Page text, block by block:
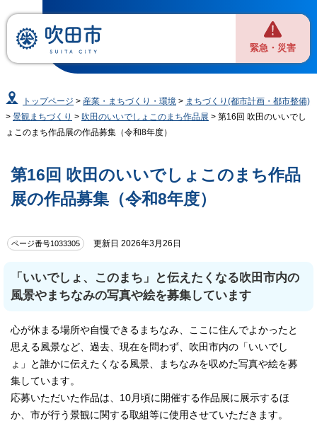
緊急・災害
トップページ > 産業・まちづくり・環境 > まちづくり(都市計画・都市整備)
> 景観まちづくり > 吹田のいいでしょこのまち作品展 > 第16回 吹田のいいでし
ょこのまち作品展の作品募集（令和8年度）
第16回 吹田のいいでしょこのまち作品
展の作品募集（令和8年度）
ページ番号1033305 更新日 2026年3月26日
「いいでしょ、このまち」と伝えたくなる吹田市内の
風景やまちなみの写真や絵を募集しています
心が休まる場所や自慢できるまちなみ、ここに住んでよかったと
思える風景など、過去、現在を問わず、吹田市内の「いいでし
ょ」と誰かに伝えたくなる風景、まちなみを収めた写真や絵を募
集しています。
応募いただいた作品は、10月頃に開催する作品展に展示するほ
か、市が行う景観に関する取組等に使用させていただきます。